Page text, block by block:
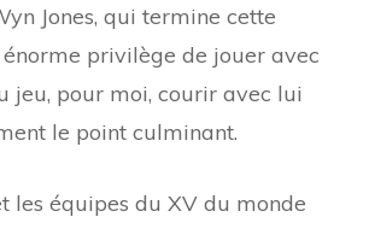
Jones, qui termine cette
énorme privilège de jouer avec
jeu, pour moi, courir avec lui
le point culminant.
les équipes du XV du monde